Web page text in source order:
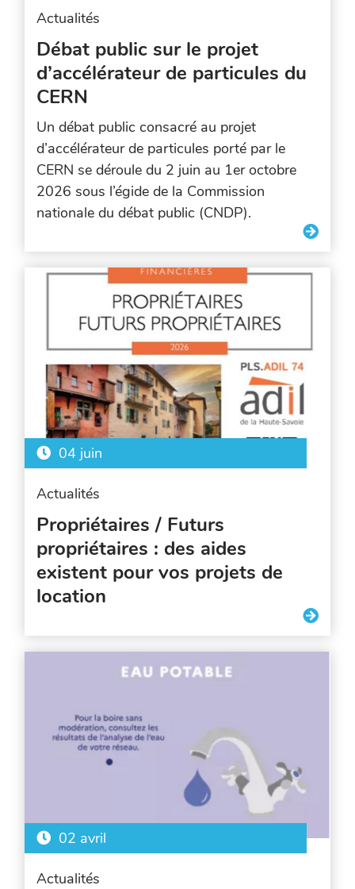
Actualités
Débat public sur le projet
d’accélérateur de particules du
CERN
Un débat public consacré au projet
d’accélérateur de particules porté par le
CERN se déroule du 2 juin au 1er octobre
2026 sous l’égide de la Commission
nationale du débat public (CNDP).
04 juin
Actualités
Propriétaires / Futurs
propriétaires : des aides
existent pour vos projets de
location
02 avril
Actualités